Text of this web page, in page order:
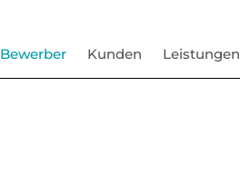
Bewerber Kunden Leistungen